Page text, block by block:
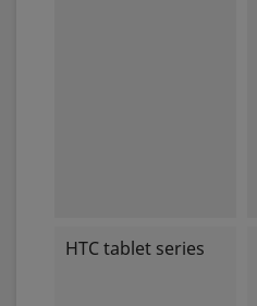
HTC tablet series